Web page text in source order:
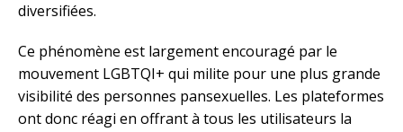
diversifiées.
Ce phénomène est largement encouragé par le
mouvement LGBTQI+ qui milite pour une plus grande
visibilité des personnes pansexuelles. Les plateformes
ont donc réagi en offrant à tous les utilisateurs la